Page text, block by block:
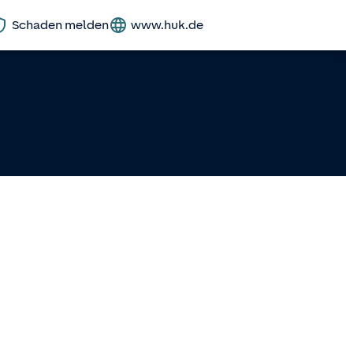
Schaden melden www.huk.de